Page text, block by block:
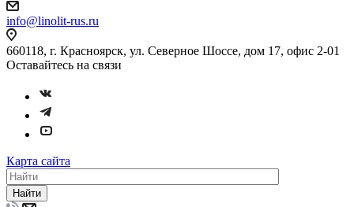
info@linolit-rus.ru
660118, г. Красноярск, ул. Северное Шоссе, дом 17, офис 2-01
Оставайтесь на связи
Карта сайта
Найти